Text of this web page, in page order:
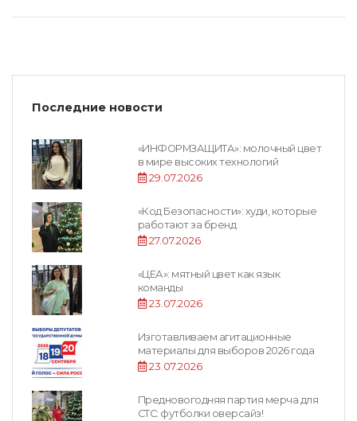
Последние новости
«ИНФОРМЗАЩИТА»: молочный цвет
в мире высоких технологий
29.07.2026
«Код Безопасности»: худи, которые
работают за бренд
27.07.2026
«ЦЕА»: мятный цвет как язык
команды
23.07.2026
Изготавливаем агитационные
материалы для выборов 2026 года
23.07.2026
Предновогодняя партия мерча для
СТС: футболки оверсайз!